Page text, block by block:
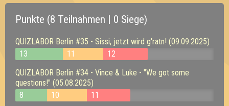
Punkte (8 Teilnahmen | 0 Siege)
QUIZLABOR Berlin #35 - Sissi, jetzt wird g'ratn! (09.09.2025)
13
11
12
QUIZLABOR Berlin #34 - Vince & Luke - "We got some
questions!" (05.08.2025)
8
10
11